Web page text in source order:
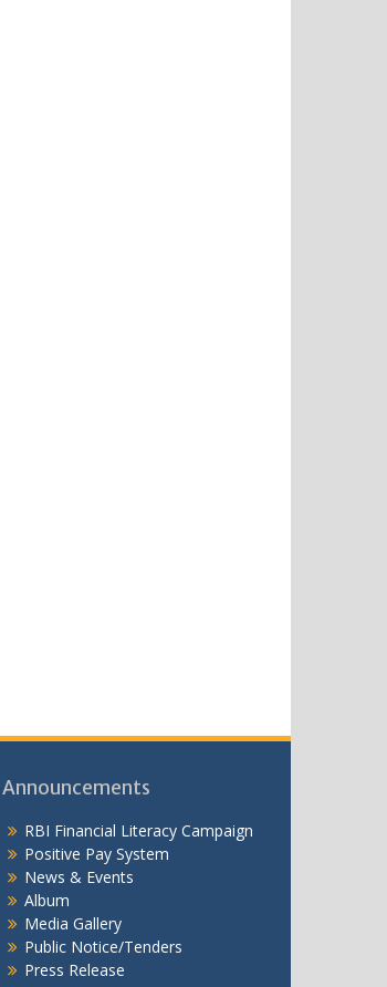
Announcements
RBI Financial Literacy Campaign
Positive Pay System
News & Events
Album
Media Gallery
Public Notice/Tenders
Press Release